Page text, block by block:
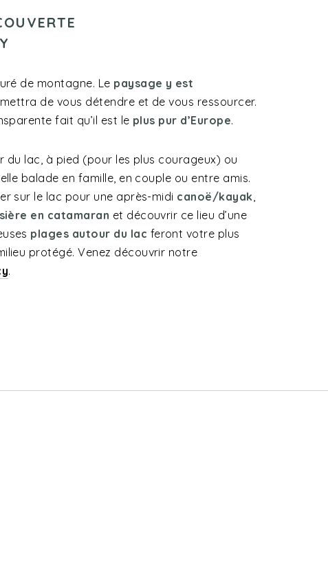
de montagne. Le paysage y est
de vous détendre et de vous ressourcer.
fait qu’il est le plus pur d’Europe.
du lac, à pied (pour les plus courageux) ou
balade en famille, en couple ou entre amis.
sur le lac pour une après-midi canoë/kayak
en catamaran et découvrir ce lieu d’une
plages autour du lac feront votre plus
protégé. Venez découvrir notre
.